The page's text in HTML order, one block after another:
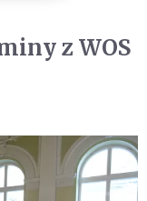
z WOS